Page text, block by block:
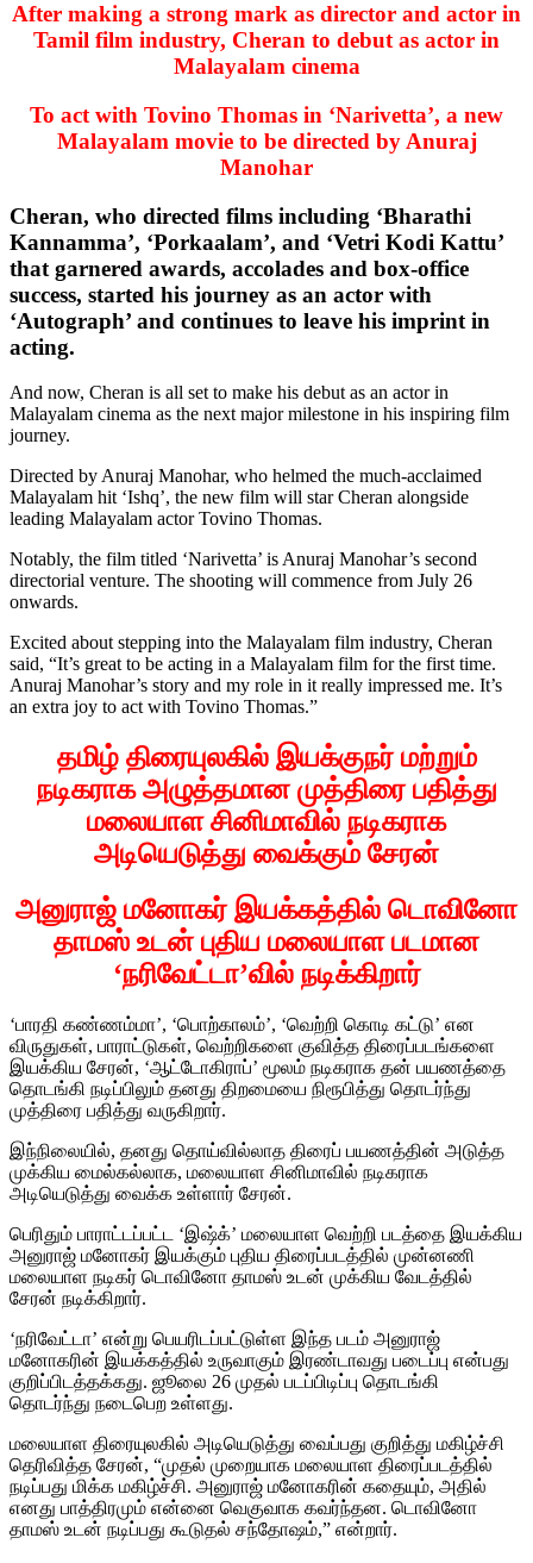
After making a strong mark as director and actor in
Tamil film industry, Cheran to debut as actor in
Malayalam cinema
To act with Tovino Thomas in ‘Narivetta’, a new
Malayalam movie to be directed by Anuraj
Manohar
Cheran, who directed films including ‘Bharathi
Kannamma’, ‘Porkaalam’, and ‘Vetri Kodi Kattu’
that garnered awards, accolades and box-office
success, started his journey as an actor with
‘Autograph’ and continues to leave his imprint in
acting.
And now, Cheran is all set to make his debut as an actor in
Malayalam cinema as the next major milestone in his inspiring film
journey.
Directed by Anuraj Manohar, who helmed the much-acclaimed
Malayalam hit ‘Ishq’, the new film will star Cheran alongside
leading Malayalam actor Tovino Thomas.
Notably, the film titled ‘Narivetta’ is Anuraj Manohar’s second
directorial venture. The shooting will commence from July 26
onwards.
Excited about stepping into the Malayalam film industry, Cheran
said, “It’s great to be acting in a Malayalam film for the first time.
Anuraj Manohar’s story and my role in it really impressed me. It’s
an extra joy to act with Tovino Thomas.”
தமிழ் திரையுலகில் இயக்குநர் மற்றும்
நடிகராக அழுத்தமான முத்திரை பதித்து
மலையாள சினிமாவில் நடிகராக
அடியெடுத்து வைக்கும் சேரன்
அனுராஜ் மனோகர் இயக்கத்தில் டொவினோ
தாமஸ் உடன் புதிய மலையாள படமான
‘நரிவேட்டா’வில் நடிக்கிறார்
‘பாரதி கண்ணம்மா’, ‘பொற்காலம்’, ‘வெற்றி கொடி கட்டு’ என
விருதுகள், பாராட்டுகள், வெற்றிகளை குவித்த திரைப்படங்களை
இயக்கிய சேரன், ‘ஆட்டோகிராப்’ மூலம் நடிகராக தன் பயணத்தை
தொடங்கி நடிப்பிலும் தனது திறமையை நிரூபித்து தொடர்ந்து
முத்திரை பதித்து வருகிறார்.
இந்நிலையில், தனது தொய்வில்லாத திரைப் பயணத்தின் அடுத்த
முக்கிய மைல்கல்லாக, மலையாள சினிமாவில் நடிகராக
அடியெடுத்து வைக்க உள்ளார் சேரன்.
பெரிதும் பாராட்டப்பட்ட ‘இஷ்க்’ மலையாள வெற்றி படத்தை இயக்கிய
அனுராஜ் மனோகர் இயக்கும் புதிய திரைப்படத்தில் முன்னணி
மலையாள நடிகர் டொவினோ தாமஸ் உடன் முக்கிய வேடத்தில்
சேரன் நடிக்கிறார்.
‘நரிவேட்டா’ என்று பெயரிடப்பட்டுள்ள இந்த படம் அனுராஜ்
மனோகரின் இயக்கத்தில் உருவாகும் இரண்டாவது படைப்பு என்பது
குறிப்பிடத்தக்கது. ஜூலை 26 முதல் படப்பிடிப்பு தொடங்கி
தொடர்ந்து நடைபெற உள்ளது.
மலையாள திரையுலகில் அடியெடுத்து வைப்பது குறித்து மகிழ்ச்சி
தெரிவித்த சேரன், “முதல் முறையாக மலையாள திரைப்படத்தில்
நடிப்பது மிக்க மகிழ்ச்சி. அனுராஜ் மனோகரின் கதையும், அதில்
எனது பாத்திரமும் என்னை வெகுவாக கவர்ந்தன. டொவினோ
தாமஸ் உடன் நடிப்பது கூடுதல் சந்தோஷம்,” என்றார்.